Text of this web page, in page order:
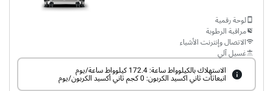
لوحة رقمية
مراقبة الرطوبة
الاتصال وإنترنت الأشياء
غسيل آلي
الاستهلاك بالكيلوواط ساعة: 172.4 كيلوواط ساعة/يوم
انبعاثات ثاني اكسيد الكربون: 0 كجم ثاني أكسيد الكربون/يوم